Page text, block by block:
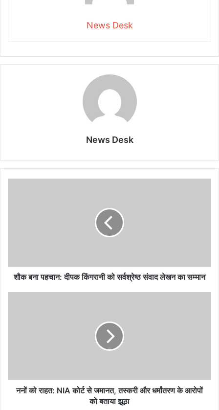
News Desk
News Desk
शौक बना पहचान: दीपक किंगरानी को सर्वश्रेष्ठ संवाद लेखन का सम्मान
ननों को राहत: NIA कोर्ट से जमानत, तस्करी और धर्मांतरण के आरोपों
को बताया झूठा